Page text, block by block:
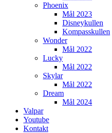
Phoenix
Mål 2023
Disneykullen
Kompasskullen
Wonder
Mål 2022
Lucky
Mål 2022
Skylar
Mål 2022
Dream
Mål 2024
Valpar
Youtube
Kontakt